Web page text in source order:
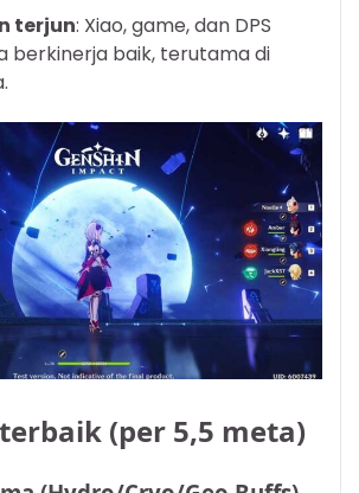
terjun: Xiao, game, dan DPS
berkinerja baik, terutama di
(per 5,5 meta)